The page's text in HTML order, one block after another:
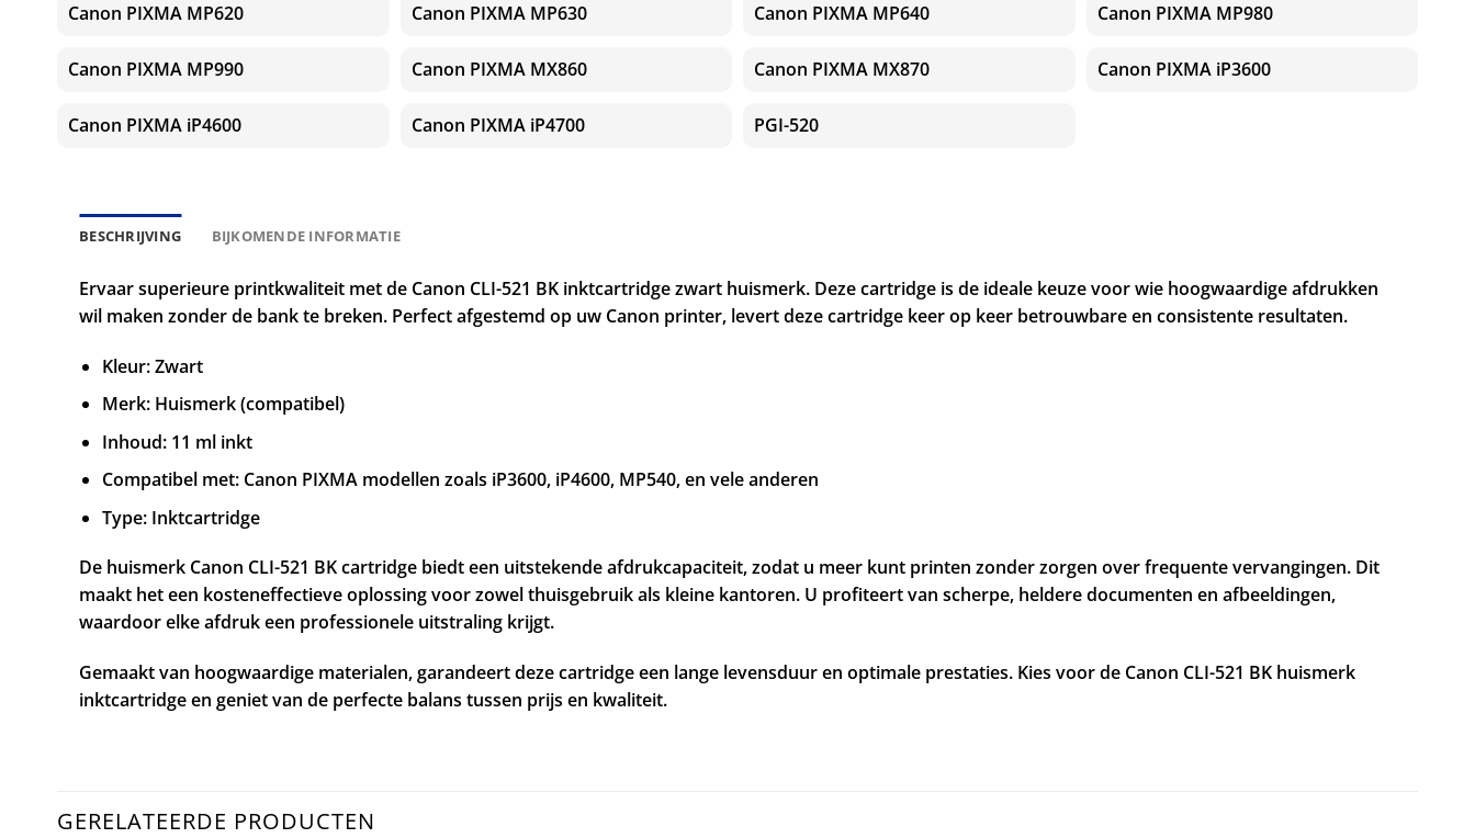
Canon PIXMA MP620 Canon PIXMA MP630 Canon PIXMA MP640 Canon PIXMA MP980
Canon PIXMA MP990 Canon PIXMA MX860 Canon PIXMA MX870 Canon PIXMA iP3600
Canon PIXMA iP4600 Canon PIXMA iP4700 PGI-520
BESCHRIJVING BIJKOMENDE INFORMATIE
Ervaar superieure printkwaliteit met de Canon CLI-521 BK inktcartridge zwart huismerk. Deze cartridge is de ideale keuze voor wie hoogwaardige afdrukken
wil maken zonder de bank te breken. Perfect afgestemd op uw Canon printer, levert deze cartridge keer op keer betrouwbare en consistente resultaten.
Kleur: Zwart
Merk: Huismerk (compatibel)
Inhoud: 11 ml inkt
Compatibel met: Canon PIXMA modellen zoals iP3600, iP4600, MP540, en vele anderen
Type: Inktcartridge
De huismerk Canon CLI-521 BK cartridge biedt een uitstekende afdrukcapaciteit, zodat u meer kunt printen zonder zorgen over frequente vervangingen. Dit
maakt het een kosteneffectieve oplossing voor zowel thuisgebruik als kleine kantoren. U profiteert van scherpe, heldere documenten en afbeeldingen,
waardoor elke afdruk een professionele uitstraling krijgt.
Gemaakt van hoogwaardige materialen, garandeert deze cartridge een lange levensduur en optimale prestaties. Kies voor de Canon CLI-521 BK huismerk
inktcartridge en geniet van de perfecte balans tussen prijs en kwaliteit.
GERELATEERDE PRODUCTEN